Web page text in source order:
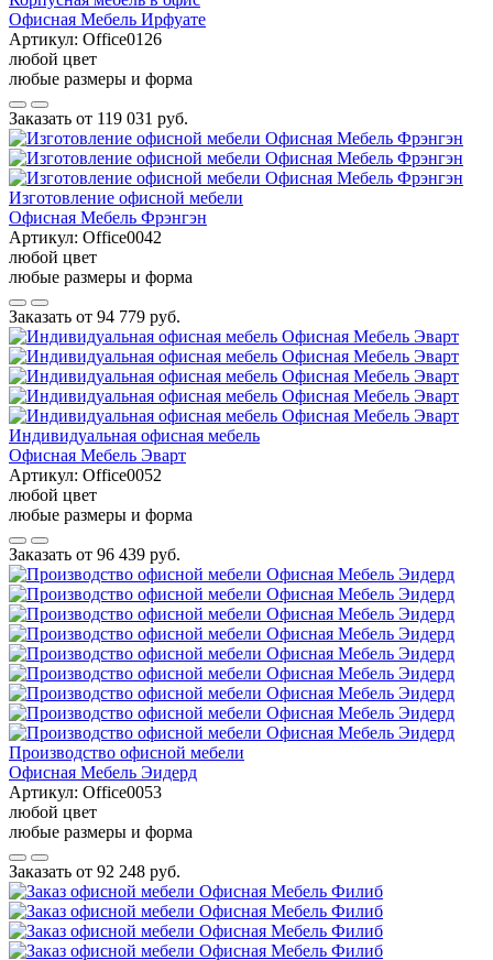
Офисная Мебель Ирфуате
Артикул: Office0126
любой цвет
любые размеры и форма
Заказать от 119 031 руб.
Изготовление офисной мебели
Офисная Мебель Фрэнгэн
Артикул: Office0042
любой цвет
любые размеры и форма
Заказать от 94 779 руб.
Индивидуальная офисная мебель
Офисная Мебель Эварт
Артикул: Office0052
любой цвет
любые размеры и форма
Заказать от 96 439 руб.
Производство офисной мебели
Офисная Мебель Эидерд
Артикул: Office0053
любой цвет
любые размеры и форма
Заказать от 92 248 руб.